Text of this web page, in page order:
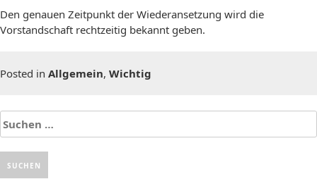
Den genauen Zeitpunkt der Wiederansetzung wird die
Vorstandschaft rechtzeitig bekannt geben.
Posted in Allgemein, Wichtig
Suchen
nach: